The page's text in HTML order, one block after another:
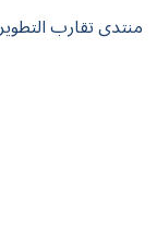
منتدى تقارب